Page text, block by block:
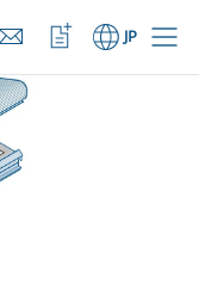
件の素材)
開く
JP
ウ
ォ
ッ